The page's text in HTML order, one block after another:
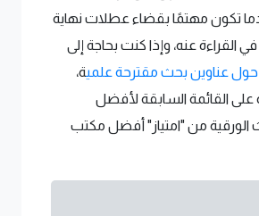
تكون مهتمًا بقضاء عطلات نهاية
في القراءة عنه، وإذا كنت بحاجة إلى
حول عناوين بحث مقترحة علمية،
على القائمة السابقة لأفضل
من "امتياز" أفضل مكتب